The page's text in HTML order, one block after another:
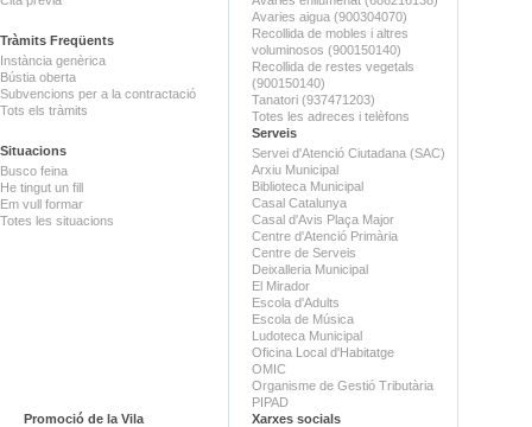
Tràmits Freqüents
Instància genèrica
Bústia oberta
Subvencions per a la contractació
Tots els tràmits
Situacions
Busco feina
He tingut un fill
Em vull formar
Totes les situacions
Avaries aigua (900304070)
Recollida de mobles i altres
voluminosos (900150140)
Recollida de restes vegetals
(900150140)
Tanatori (937471203)
Totes les adreces i telèfons
Serveis
Servei d'Atenció Ciutadana (SAC)
Arxiu Municipal
Biblioteca Municipal
Casal Catalunya
Casal d'Avis Plaça Major
Centre d'Atenció Primària
Centre de Serveis
Deixalleria Municipal
El Mirador
Escola d'Adults
Escola de Música
Ludoteca Municipal
Oficina Local d'Habitatge
OMIC
Organisme de Gestió Tributària
PIPAD
Promoció de la Vila
Xarxes socials